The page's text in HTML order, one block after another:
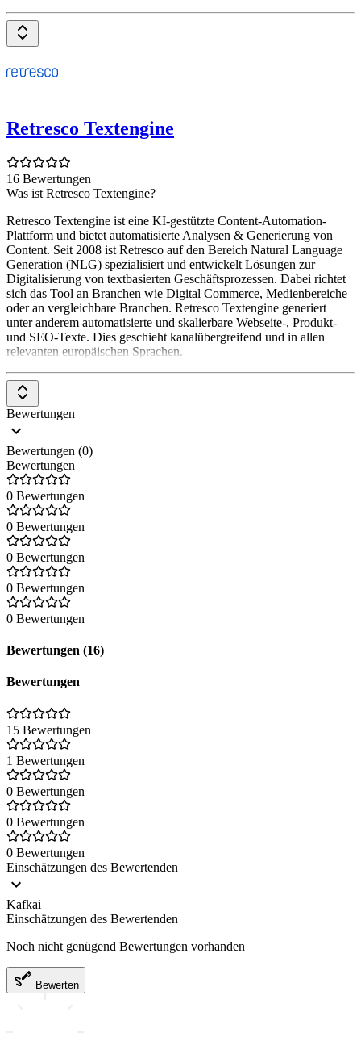
Retresco Textengine
16 Bewertungen
Was ist Retresco Textengine?
Retresco Textengine ist eine KI-gestützte Content-Automation-
Plattform und bietet automatisierte Analysen & Generierung von
Content. Seit 2008 ist Retresco auf den Bereich Natural Language
Generation (NLG) spezialisiert und entwickelt Lösungen zur
Digitalisierung von textbasierten Geschäftsprozessen. Dabei richtet
sich das Tool an Branchen wie Digital Commerce, Medienbereiche
oder an vergleichbare Branchen. Retresco Textengine generiert
unter anderem automatisierte und skalierbare Webseite-, Produkt-
und SEO-Texte. Dies geschieht kanalübergreifend und in allen
relevanten europäischen Sprachen.
Bewertungen
Bewertungen (0)
Bewertungen
0 Bewertungen
0 Bewertungen
0 Bewertungen
0 Bewertungen
0 Bewertungen
Bewertungen (16)
Bewertungen
15 Bewertungen
1 Bewertungen
0 Bewertungen
0 Bewertungen
0 Bewertungen
Einschätzungen des Bewertenden
Kafkai
Einschätzungen des Bewertenden
Noch nicht genügend Bewertungen vorhanden
Bewerten